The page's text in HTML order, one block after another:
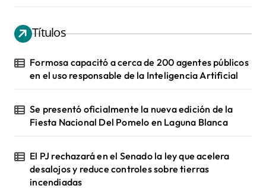
Títulos
Formosa capacitó a cerca de 200 agentes públicos
en el uso responsable de la Inteligencia Artificial
Se presentó oficialmente la nueva edición de la
Fiesta Nacional Del Pomelo en Laguna Blanca
El PJ rechazará en el Senado la ley que acelera
desalojos y reduce controles sobre tierras
incendiadas